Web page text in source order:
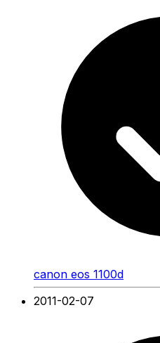
canon eos 1100d
2011-02-07